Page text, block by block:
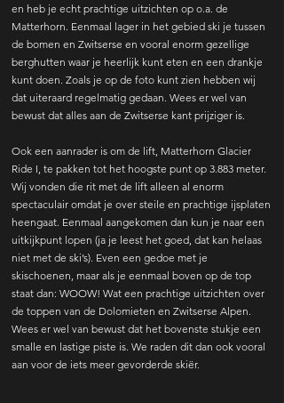
en heb je echt prachtige uitzichten op o.a. de
Matterhorn. Eenmaal lager in het gebied ski je tussen
de bomen en Zwitserse en vooral enorm gezellige
berghutten waar je heerlijk kunt eten en een drankje
kunt doen. Zoals je op de foto kunt zien hebben wij
dat uiteraard regelmatig gedaan. Wees er wel van
bewust dat alles aan de Zwitserse kant prijziger is.
Ook een aanrader is om de lift, Matterhorn Glacier
Ride I, te pakken tot het hoogste punt op 3.883 meter.
Wij vonden die rit met de lift alleen al enorm
spectaculair omdat je over steile en prachtige ijsplaten
heengaat. Eenmaal aangekomen dan kun je naar een
uitkijkpunt lopen (ja je leest het goed, dat kan helaas
niet met de ski’s). Even een gedoe met je
skischoenen, maar als je eenmaal boven op de top
staat dan: WOOW! Wat een prachtige uitzichten over
de toppen van de Dolomieten en Zwitserse Alpen.
Wees er wel van bewust dat het bovenste stukje een
smalle en lastige piste is. We raden dit dan ook vooral
aan voor de iets meer gevorderde skiër.